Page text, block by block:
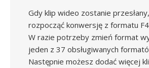
Gdy klip wideo zostanie
rozpocząć konwersję z formatu
W razie potrzeby zmień format
jeden z 37 obsługiwanych
Następnie możesz dodać więcej